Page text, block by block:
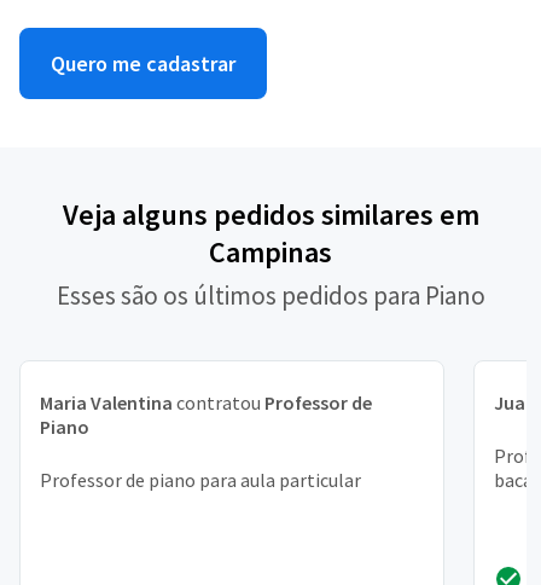
Quero me cadastrar
Veja alguns pedidos similares em
Campinas
Esses são os últimos pedidos para Piano
Maria Valentina contratou Professor de
Piano
Professor de piano para aula particular
Juan